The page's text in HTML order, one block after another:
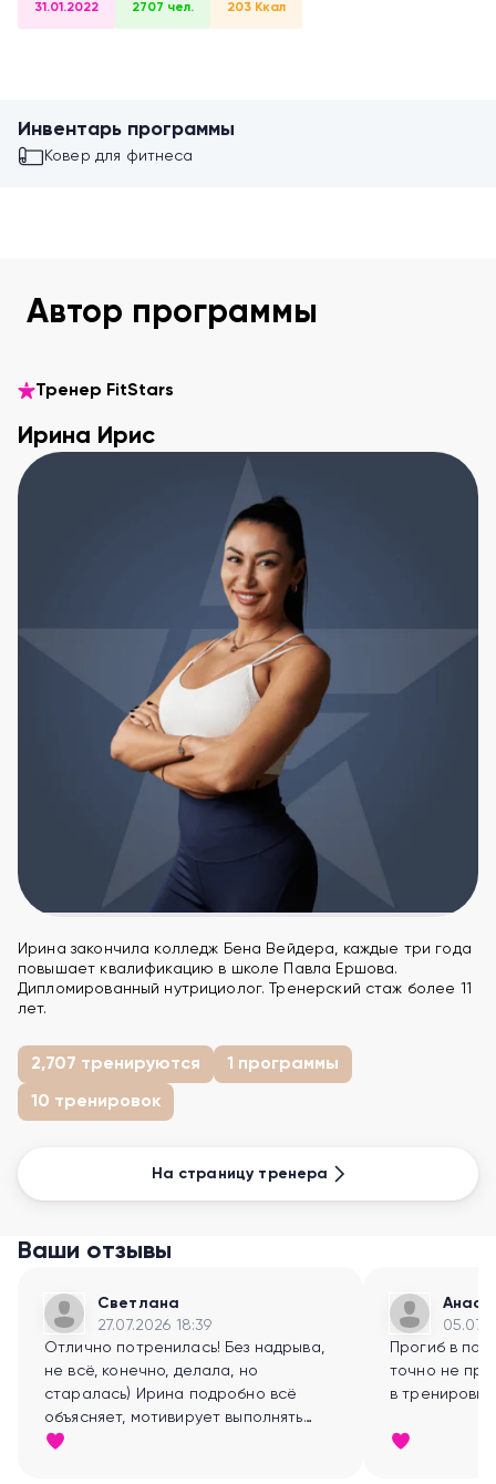
31.01.2022 2707 чел. 203 Ккал
Инвентарь программы
Ковер для фитнеса
Автор программы
Ирина закончила колледж Бена Вейдера, каждые три года
повышает квалификацию в школе Павла Ершова.
Дипломированный нутрициолог. Тренерский стаж более 11
лет.
2,707 тренируются 1 программы
10 тренировок
На страницу тренера
Тренер FitStars
Ирина Ирис
Ваши отзывы
Светлана
27.07.2026 18:39
Отлично потренилась! Без надрыва,
не всё, конечно, делала, но
старалась) Ирина подробно всё
объясняет, мотивирует выполнять
упражнения. Было ощущение, что
Прогиб в
точно не про